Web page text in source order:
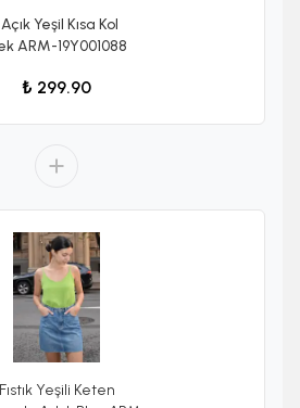
Yeşil Kısa Kol
ARM-19Y001088
₺ 299.90
Yeşili Keten